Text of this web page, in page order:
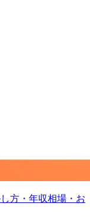
方・年収相場・お